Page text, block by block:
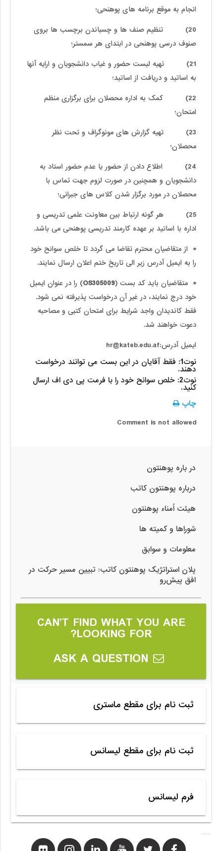
انجام به موقع برنامه های پوهنحی؛
20) تنظیم صنف ها و چسباندن برچسب ها بروی
صنوف درسی پوهنحی در ابتدای هر سمستر؛
21) تهیه لیست حضور و غیاب دانشجویان و ارایه آنها
به اساتید و دریافت از اساتید؛
22) کمک به اداره محصلان برای برگزاری منظم
امتحان؛
23) تهیه گزارش های مونوگراف و تحت نظر
محصلان؛
24) اطلاع دادن از حضور یا عدم حضور استاد به
دانشجویان و همچنین در صورت لزوم جهت تماس با
محصلان در مورد برگزار شدن کلاس های جبرانی؛
25) هر گونه ارتباط بین معاونت علمی تدریسی و
اداره با اساتید بر عهده کارمند تدریسی پوهنحی می باشد.
* از متقاضیان محترم تقاضا می گردد تا خلص سوانح خود
را به ایمیل آدرس زیر الی تاریخ ختم اعلان ارسال نمایند.
* متقاضیان باید کد بست (OS305009) را در عنوان ایمیل
خود درج نمایند، در غیر آن درخواست پذیرفته نمی شود.
فقط کاندیدان واجد شرایط برای امتحان کتبی و مصاحبه
دعوت خواهند شد.
ایمیل آدرس:hr@kateb.edu.af
نوت1: فقط آقایان در این بست می توانند درخواست
دهند.
نوت2: خلص سوانح خود را با فرمت پی دی اف ارسال
کنید.
چاپ
Comment is not allowed
در باره پوهنتون
درباره پوهنتون کاتب
هیئت اُمناء پوهنتون
شوراها و کمیته ها
معلومات و سوابق
پلان استراتژیک پوهنتون کاتب؛ تبیین مسیر حرکت در
افق پیش‌رو
CAN’T FIND WHAT YOU ARE
LOOKING FOR?
ASK A QUESTION
ثبت نام برای مقطع ماستری
ثبت نام برای مقطع لیسانس
فرم لیسانس